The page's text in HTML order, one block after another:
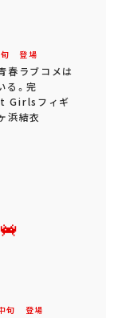
登場
春ラブコメは
る。完
Girlsフィギ
浜結衣
旬 登場